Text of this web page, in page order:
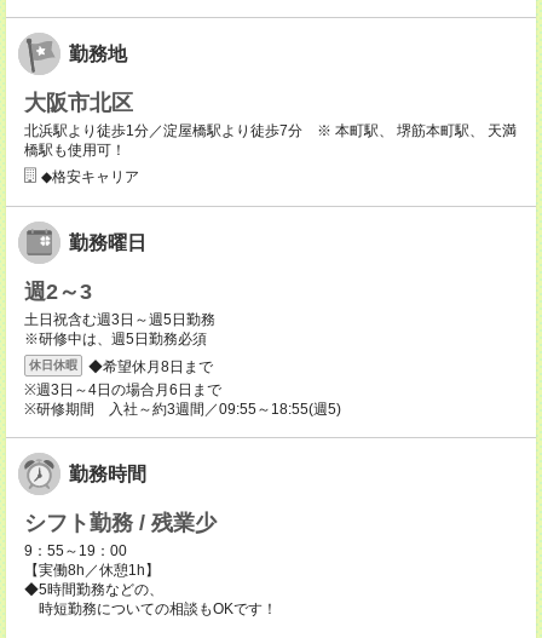
勤務地
大阪市北区
北浜駅より徒歩1分／淀屋橋駅より徒歩7分 ※ 本町駅、 堺筋本町駅、 天満
橋駅も使用可！
◆格安キャリア
勤務曜日
週2～3
土日祝含む週3日～週5日勤務
※研修中は、週5日勤務必須
休日休暇
◆希望休月8日まで
※週3日～4日の場合月6日まで
※研修期間 入社～約3週間／09:55～18:55(週5)
勤務時間
シフト勤務 / 残業少
9：55～19：00
【実働8h／休憩1h】
◆5時間勤務などの、
時短勤務についての相談もOKです！